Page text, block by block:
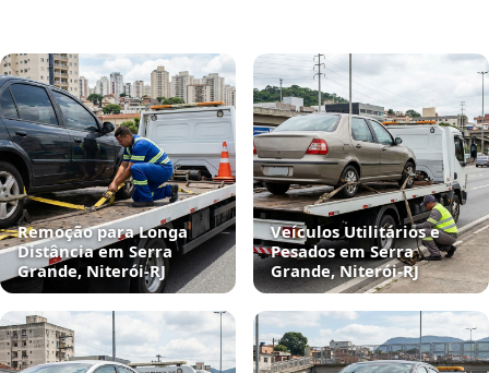
Remoção para Longa
Distância em Serra
Grande, Niterói‑RJ
Veículos Utilitários e
Pesados em Serra
Grande, Niterói‑RJ